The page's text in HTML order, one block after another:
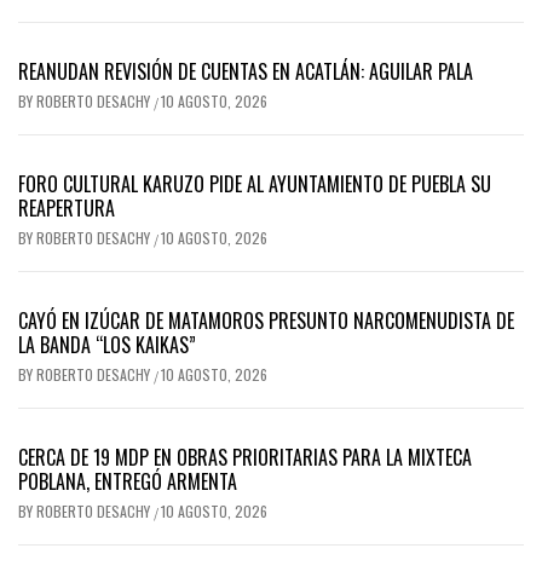
REANUDAN REVISIÓN DE CUENTAS EN ACATLÁN: AGUILAR PALA
BYROBERTO DESACHY /10 AGOSTO, 2026
FORO CULTURAL KARUZO PIDE AL AYUNTAMIENTO DE PUEBLA SU
REAPERTURA
BYROBERTO DESACHY /10 AGOSTO, 2026
CAYÓ EN IZÚCAR DE MATAMOROS PRESUNTO NARCOMENUDISTA DE
LA BANDA “LOS KAIKAS”
BYROBERTO DESACHY /10 AGOSTO, 2026
CERCA DE 19 MDP EN OBRAS PRIORITARIAS PARA LA MIXTECA
POBLANA, ENTREGÓ ARMENTA
BYROBERTO DESACHY /10 AGOSTO, 2026